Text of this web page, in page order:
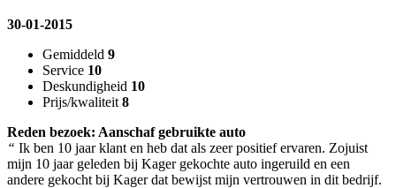
30-01-2015
Gemiddeld 9
Service 10
Deskundigheid 10
Prijs/kwaliteit 8
Reden bezoek: Aanschaf gebruikte auto
“ Ik ben 10 jaar klant en heb dat als zeer positief ervaren. Zojuist
mijn 10 jaar geleden bij Kager gekochte auto ingeruild en een
andere gekocht bij Kager dat bewijst mijn vertrouwen in dit bedrijf.